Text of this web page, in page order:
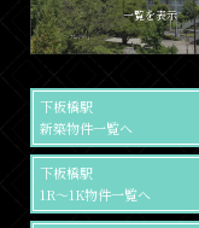
一覧を表示
下板橋駅
新築物件一覧へ
下板橋駅
1R～1K物件一覧へ